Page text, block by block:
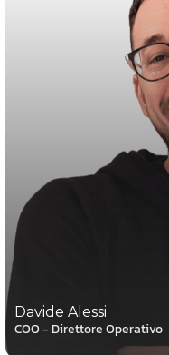
Davide Alessi
COO - Direttore Operativo